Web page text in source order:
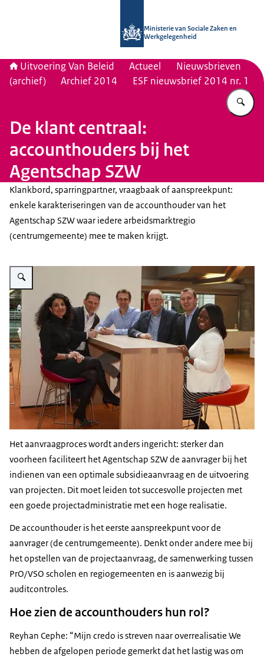
Ministerie van Sociale Zaken en
Werkgelegenheid
Uitvoering Van Beleid Actueel
Nieuwsbrieven
(archief)
Archief 2014 ESF nieuwsbrief 2014 nr. 1
De klant centraal:
accounthouders bij het
Agentschap SZW
Klankbord, sparringpartner, vraagbaak of aanspreekpunt:
enkele karakteriseringen van de accounthouder van het
Agentschap SZW waar iedere arbeidsmarktregio
(centrumgemeente) mee te maken krijgt.
Vergroot afbeelding Nieuwsbrief ESF 1 2014 accounthouders Reyhan
Het aanvraagproces wordt anders ingericht: sterker dan
voorheen faciliteert het Agentschap SZW de aanvrager bij het
indienen van een optimale subsidieaanvraag en de uitvoering
van projecten. Dit moet leiden tot succesvolle projecten met
een goede projectadministratie met een hoge realisatie.
De accounthouder is het eerste aanspreekpunt voor de
aanvrager (de centrumgemeente). Denkt onder andere mee bij
het opstellen van de projectaanvraag, de samenwerking tussen
PrO/VSO scholen en regiogemeenten en is aanwezig bij
auditcontroles.
Hoe zien de accounthouders hun rol?
Reyhan Cephe: “Mijn credo is streven naar overrealisatie We
hebben de afgelopen periode gemerkt dat het lastig was om